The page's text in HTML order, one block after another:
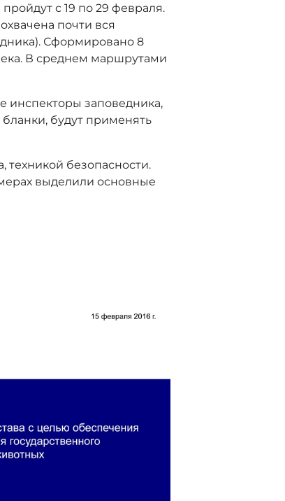
с 19 по 29 февраля.
почти вся
Сформировано 8
В среднем маршрутами
инспекторы заповедника,
будут применять
техникой безопасности.
выделили основные